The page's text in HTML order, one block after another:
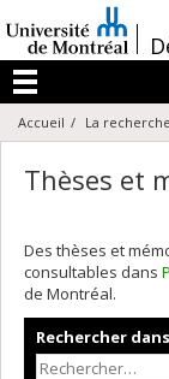
au
contenu
/
Menu
Accueil La recherche
Thèses et
Des thèses et
consultables dans
de Montréal.
Rechercher